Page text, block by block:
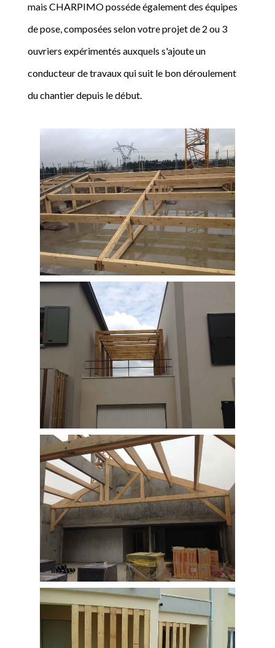
mais CHARPIMO posséde également des équipes
de pose, composées selon votre projet de 2 ou 3
ouvriers expérimentés auxquels s'ajoute un
conducteur de travaux qui suit le bon déroulement
du chantier depuis le début.